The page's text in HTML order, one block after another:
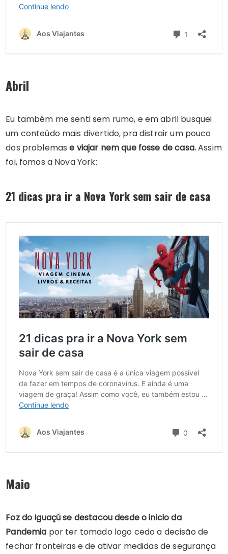
Abril
Eu também me senti sem rumo, e em abril busquei
um conteúdo mais divertido, pra distrair um pouco
dos problemase viajar nem que fosse de casa.Assim
foi, fomos a Nova York:
21 dicas pra ir a Nova York sem sair de casa
Maio
Foz do Iguaçú se destacou desde o inicio da
Pandemia por ter tomado logo cedo a decisão de
fechar fronteiras e de ativar medidas de segurança